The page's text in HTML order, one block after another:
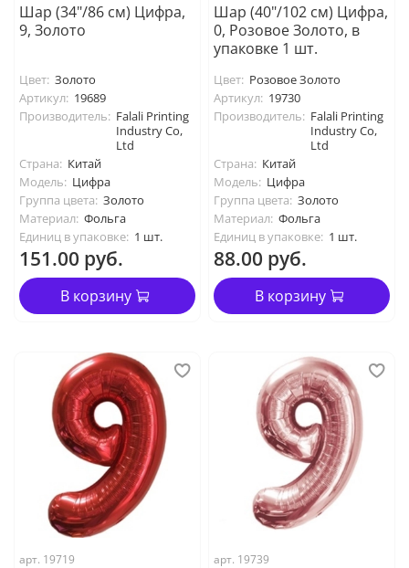
Шар (34"/86 см) Цифра,
9, Золото
Цвет: Золото
Артикул: 19689
Производитель: Falali Printing
Industry Co,
Ltd
Страна: Китай
Модель: Цифра
Группа цвета: Золото
Материал: Фольга
Единиц в упаковке: 1 шт.
151.00 руб.
В корзину
Шар (40"/102 см) Цифра,
0, Розовое Золото, в
упаковке 1 шт.
Цвет: Розовое Золото
Артикул: 19730
Производитель: Falali Printing
Industry Co,
Ltd
Страна: Китай
Модель: Цифра
Группа цвета: Золото
Материал: Фольга
Единиц в упаковке: 1 шт.
88.00 руб.
В корзину
арт. 19719 арт. 19739